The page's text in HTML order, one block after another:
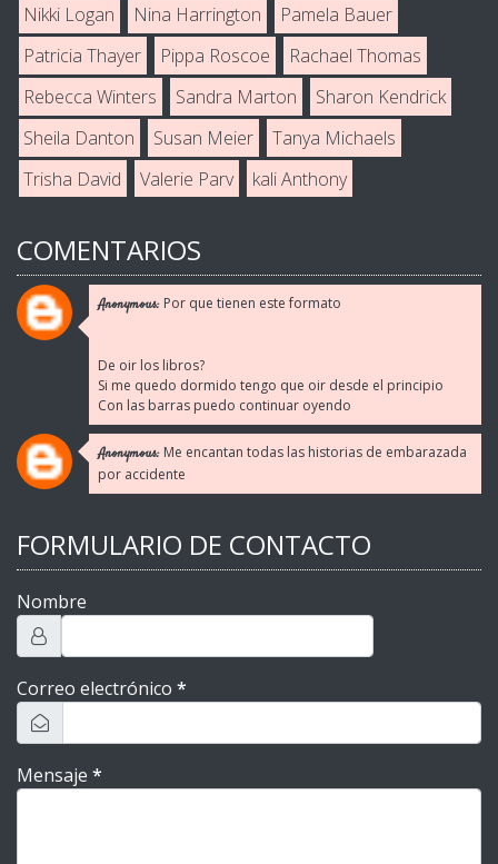
Nikki Logan
Nina Harrington
Pamela Bauer
Patricia Thayer
Pippa Roscoe
Rachael Thomas
Rebecca Winters
Sandra Marton
Sharon Kendrick
Sheila Danton
Susan Meier
Tanya Michaels
Trisha David
Valerie Parv kali Anthony
COMENTARIOS
Anonymous: Por que tienen este formato
De oir los libros?
Si me quedo dormido tengo que oir desde el principio
Con las barras puedo continuar oyendo
Anonymous: Me encantan todas las historias de embarazada
por accidente
FORMULARIO DE CONTACTO
Nombre
Correo electrónico *
Mensaje *